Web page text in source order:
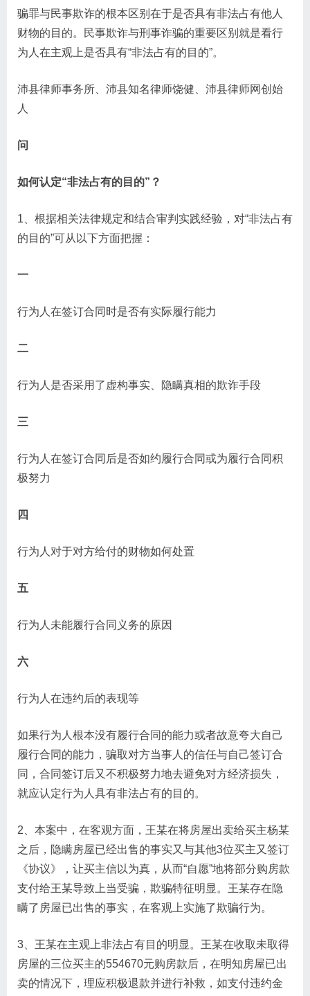
骗罪与民事欺诈的根本区别在于是否具有非法占有他人
财物的目的。民事欺诈与刑事诈骗的重要区别就是看行
为人在主观上是否具有“非法占有的目的”。
沛县律师事务所、沛县知名律师饶健、沛县律师网创始
人
问
如何认定“非法占有的目的”？
1、根据相关法律规定和结合审判实践经验，对“非法占有
的目的”可从以下方面把握：
一
行为人在签订合同时是否有实际履行能力
二
行为人是否采用了虚构事实、隐瞒真相的欺诈手段
三
行为人在签订合同后是否如约履行合同或为履行合同积
极努力
四
行为人对于对方给付的财物如何处置
五
行为人未能履行合同义务的原因
六
行为人在违约后的表现等
如果行为人根本没有履行合同的能力或者故意夸大自己
履行合同的能力，骗取对方当事人的信任与自己签订合
同，合同签订后又不积极努力地去避免对方经济损失，
就应认定行为人具有非法占有的目的。
2、本案中，在客观方面，王某在将房屋出卖给买主杨某
之后，隐瞒房屋已经出售的事实又与其他3位买主又签订
《协议》，让买主信以为真，从而“自愿”地将部分购房款
支付给王某导致上当受骗，欺骗特征明显。王某存在隐
瞒了房屋已出售的事实，在客观上实施了欺骗行为。
3、王某在主观上非法占有目的明显。王某在收取未取得
房屋的三位买主的554670元购房款后，在明知房屋已出
卖的情况下，理应积极退款并进行补救，如支付违约金